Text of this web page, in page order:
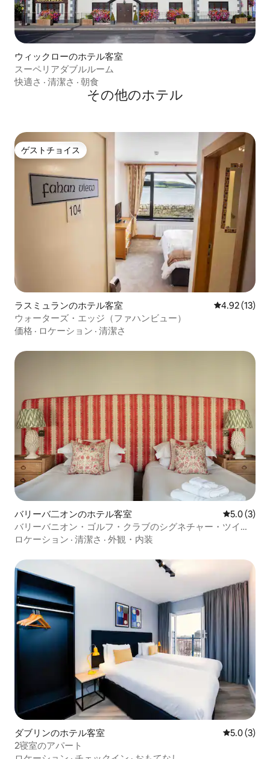
ウィックローのホテル客室
スーペリアダブルルーム
快適さ · 清潔さ · 朝食
その他のホテル
ゲストチョイス
ゲストチョイス
ラスミュランのホテル客室 レビュー13
4.92 (13)
ウォーターズ・エッジ（ファハンビュー）
価格 · ロケーション · 清潔さ
バリーバ二オンのホテル客室 レビュー3
5.0 (3)
バリーバニオン・ゴルフ・クラブのシグネチャー・ツイン
ルーム
ロケーション · 清潔さ · 外観・内装
ダブリンのホテル客室 レビュー3
5.0 (3)
2寝室のアパート